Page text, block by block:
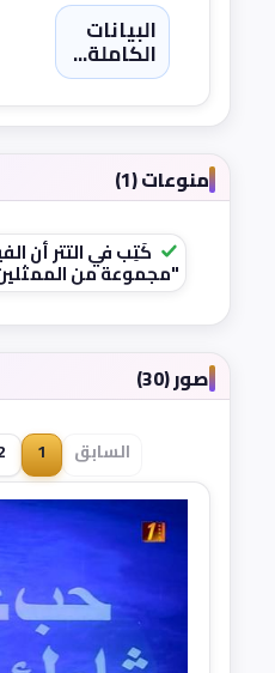
البيانات
الكاملة...
منوعات (1)
كَتِب في التتر أن
"مجموعة من
صور (30)
السابق 1